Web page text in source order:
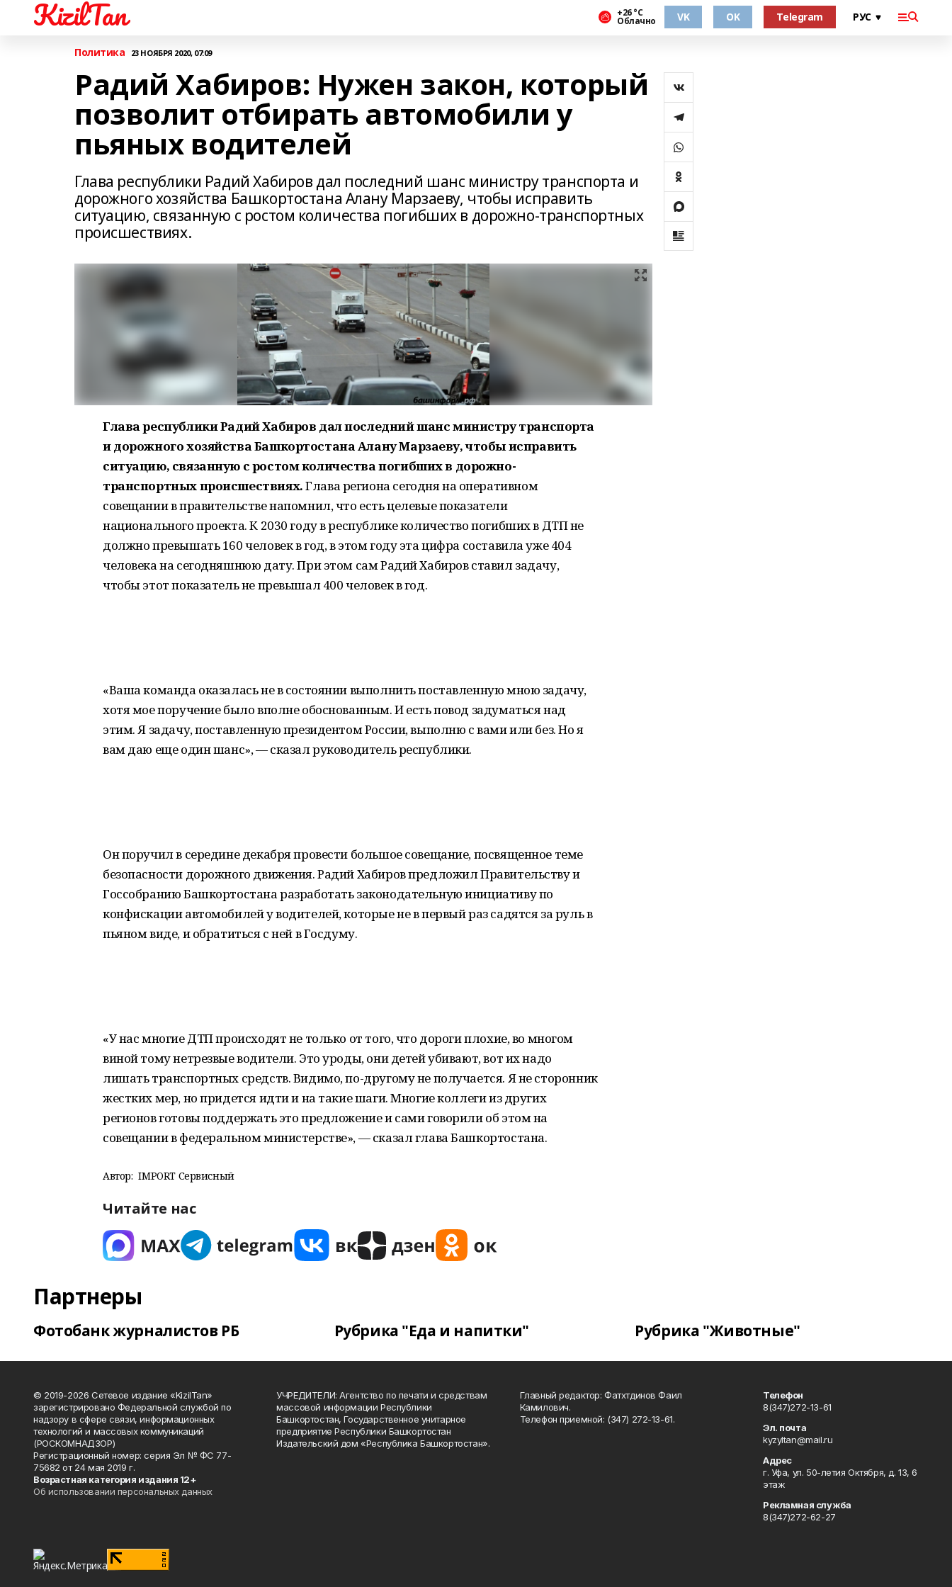
KizilTan +26 °С
Облачно VK OK Telegram
Политика 23 НОЯБРЯ 2020, 07:09
Радий Хабиров: Нужен закон, который
позволит отбирать автомобили у
пьяных водителей
Глава республики Радий Хабиров дал последний шанс министру транспорта и
дорожного хозяйства Башкортостана Алану Марзаеву, чтобы исправить
ситуацию, связанную с ростом количества погибших в дорожно-транспортных
происшествиях.
Глава республики Радий Хабиров дал последний шанс министру транспорта
и дорожного хозяйства Башкортостана Алану Марзаеву, чтобы исправить
ситуацию, связанную с ростом количества погибших в дорожно-
транспортных происшествиях.Глава региона сегодня на оперативном
совещании в правительстве напомнил, что есть целевые показатели
национального проекта. К 2030 году в республике количество погибших в ДТП не
должно превышать 160 человек в год, в этом году эта цифра составила уже 404
человека на сегодняшнюю дату. При этом сам Радий Хабиров ставил задачу,
чтобы этот показатель не превышал 400 человек в год.
«Ваша команда оказалась не в состоянии выполнить поставленную мною задачу,
хотя мое поручение было вполне обоснованным. И есть повод задуматься над
этим. Я задачу, поставленную президентом России, выполню с вами или без. Но я
вам даю еще один шанс», — сказал руководитель республики.
Он поручил в середине декабря провести большое совещание, посвященное теме
безопасности дорожного движения. Радий Хабиров предложил Правительству и
Госсобранию Башкортостана разработать законодательную инициативу по
конфискации автомобилей у водителей, которые не в первый раз садятся за руль в
пьяном виде, и обратиться с ней в Госдуму.
«У нас многие ДТП происходят не только от того, что дороги плохие, во многом
виной тому нетрезвые водители. Это уроды, они детей убивают, вот их надо
лишать транспортных средств. Видимо, по-другому не получается. Я не сторонник
жестких мер, но придется идти и на такие шаги. Многие коллеги из других
регионов готовы поддержать это предложение и сами говорили об этом на
совещании в федеральном министерстве», — сказал глава Башкортостана.
Автор: IMPORT Сервисный
Читайте нас
Партнеры
Фотобанк журналистов РБ Рубрика "Еда и напитки" Рубрика "Животные"
© 2019-2026 Сетевое издание «KizilTan»
зарегистрировано Федеральной службой по
надзору в сфере связи, информационных
технологий и массовых коммуникаций
(РОСКОМНАДЗОР)
Регистрационный номер: серия Эл № ФС 77-
75682 от 24 мая 2019 г.
Возрастная категория издания 12+
Об использовании персональных данных
УЧРЕДИТЕЛИ: Агентство по печати и средствам
массовой информации Республики
Башкортостан, Государственное унитарное
предприятие Республики Башкортостан
Издательский дом «Республика Башкортостан».
Главный редактор: Фатхтдинов Фаил
Камилович.
Телефон приемной: (347) 272-13-61.
Телефон
8(347)272-13-61
Эл. почта
kyzyltan@mail.ru
Адрес
г. Уфа, ул. 50-летия Октября, д. 13, 6
этаж
Рекламная служба
8(347)272-62-27